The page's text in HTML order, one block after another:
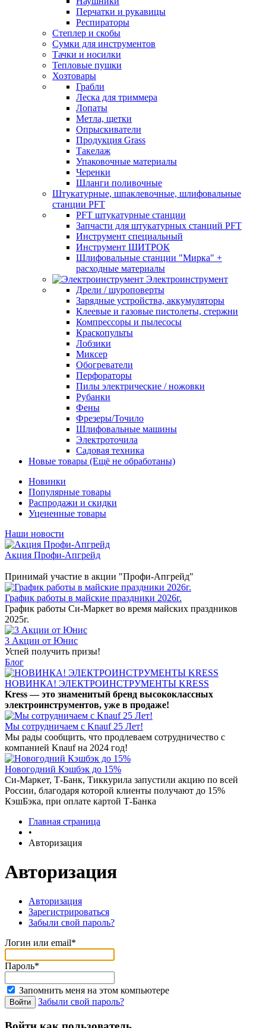
Перчатки и рукавицы
Респираторы
Степлер и скобы
Сумки для инструментов
Тачки и носилки
Тепловые пушки
Хозтовары
Грабли
Леска для триммера
Лопаты
Метла, щетки
Опрыскиватели
Продукция Grass
Такелаж
Упаковочные материалы
Черенки
Шланги поливочные
Штукатурные, шпаклевочные, шлифовальные
станции PFT
PFT штукатурные станции
Запчасти для штукатурных станций PFT
Инструмент специальный
Инструмент ШИТРОК
Шлифовальные станции "Мирка" +
расходные материалы
Электроинструмент
Дрели / шуроповерты
Зарядные устройства, аккумуляторы
Клеевые и газовые пистолеты, стержни
Компрессоры и пылесосы
Краскопульты
Лобзики
Миксер
Обогреватели
Перфораторы
Пилы электрические / ножовки
Рубанки
Фены
Фрезеры/Точило
Шлифовальные машины
Электроточила
Садовая техника
Новые товары (Ещё не обработаны)
Новинки
Популярные товары
Распродажи и скидки
Уцененные товары
Наши новости
Акция Профи-Апгрейд
Принимай участие в акции "Профи-Апгрейд"
График работы в майские праздники 2026г.
График работы Си-Маркет во время майских праздников
2025г.
3 Акции от Юнис
Успей получить призы!
Блог
НОВИНКА! ЭЛЕКТРОИНСТРУМЕНТЫ KRESS
Kress — это знаменитый бренд высококлассных
электроинструментов, уже в продаже!
Мы сотрудничаем с Knauf 25 Лет!
Мы рады сообщить, что продлеваем сотрудничество с
компанией Knauf на 2024 год!
Новогодний Кэшбэк до 15%
Си-Маркет, Т-Банк, Тиккурила запустили акцию по всей
России, благодаря которой клиенты получают до 15%
КэшБэка, при оплате картой Т-Банка
Главная страница
•
Авторизация
Авторизация
Авторизация
Зарегистрироваться
Забыли свой пароль?
Логин или email*
Пароль*
Запомнить меня на этом компьютере
Забыли свой пароль?